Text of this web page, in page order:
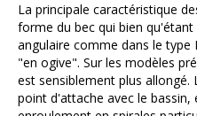
La principale caractéristique
forme du bec qui bien
angulaire comme dans le
"en ogive". Sur les modèles
est sensiblement plus
point d'attache avec le